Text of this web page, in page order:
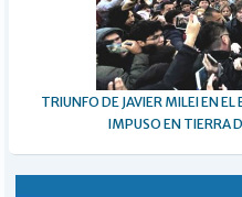
TRIUNFO DE JAVIER MILEI EN
IMPUSO EN TIERRA